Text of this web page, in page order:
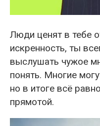
Люди ценят в тебе
искренность, ты
выслушать чужое
понять. Многие
но в итоге всё
прямотой.